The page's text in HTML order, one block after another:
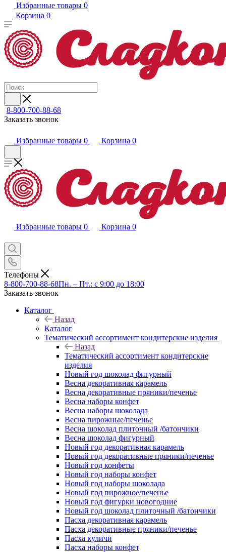
Избранные товары 0
Корзина 0
8-800-700-88-68
Заказать звонок
Избранные товары 0 Корзина 0
Избранные товары 0 Корзина 0
Телефоны
8-800-700-88-68Пн. – Пт.: с 9:00 до 18:00
Заказать звонок
Каталог
Назад
Каталог
Тематический ассортимент кондитерские изделия
Назад
Тематический ассортимент кондитерские
изделия
Новый год шоколад фигурный
Весна декоративная карамель
Весна декоративные пряники/печенье
Весна наборы конфет
Весна наборы шоколада
Весна пирожные/печенье
Весна шоколад плиточный /батончики
Весна шоколад фигурный
Новый год декоративная карамель
Новый год декоративные пряники/печенье
Новый год конфеты
Новый год наборы конфет
Новый год наборы шоколада
Новый год пирожное/печенье
Новый год фигурки новогодние
Новый год шоколад плиточный /батончики
Пасха декоративная карамель
Пасха декоративные пряники/печенье
Пасха куличи
Пасха наборы конфет